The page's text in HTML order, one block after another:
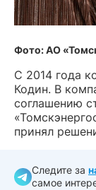
Фото: АО
С 2014 года
Кодин. В
соглашению
принял
Следите за
самое